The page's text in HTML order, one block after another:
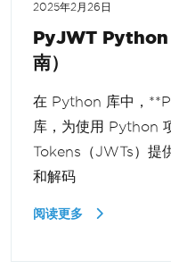
2025年2月26日
PyJWT Python
南）
在 Python 库中，
库，为使用 Python
Tokens（JWTs）提
和解码
阅读更多